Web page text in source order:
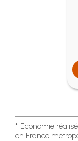
* Economie
en France